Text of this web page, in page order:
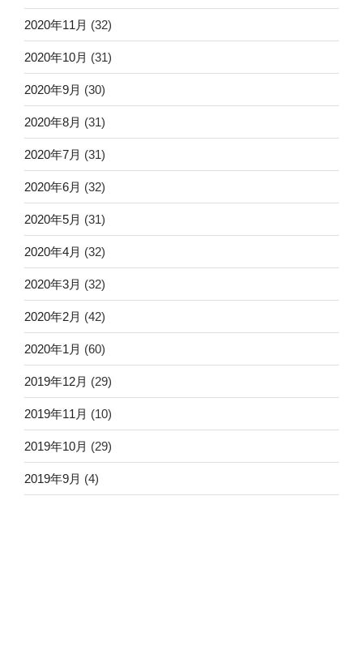
2020年11月 (32)
2020年10月 (31)
2020年9月 (30)
2020年8月 (31)
2020年7月 (31)
2020年6月 (32)
2020年5月 (31)
2020年4月 (32)
2020年3月 (32)
2020年2月 (42)
2020年1月 (60)
2019年12月 (29)
2019年11月 (10)
2019年10月 (29)
2019年9月 (4)